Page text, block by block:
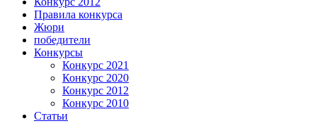
Правила конкурса
Жюри
победители
Конкурсы
Конкурс 2021
Конкурс 2020
Конкурс 2012
Конкурс 2010
Статьи